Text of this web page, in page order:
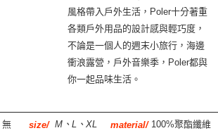
風格帶入戶外生活，Poler十分著重
各類戶外用品的設計感與輕巧度，
不論是一個人的週末小旅行，海邊
衝浪露營，戶外音樂季，Poler都與
你一起品味生活。
無 size/M、L、XL material/ 100%聚酯纖維